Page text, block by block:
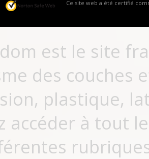
Ce site web a été certifié
est le site
des couches
plastique,
accéder à tout